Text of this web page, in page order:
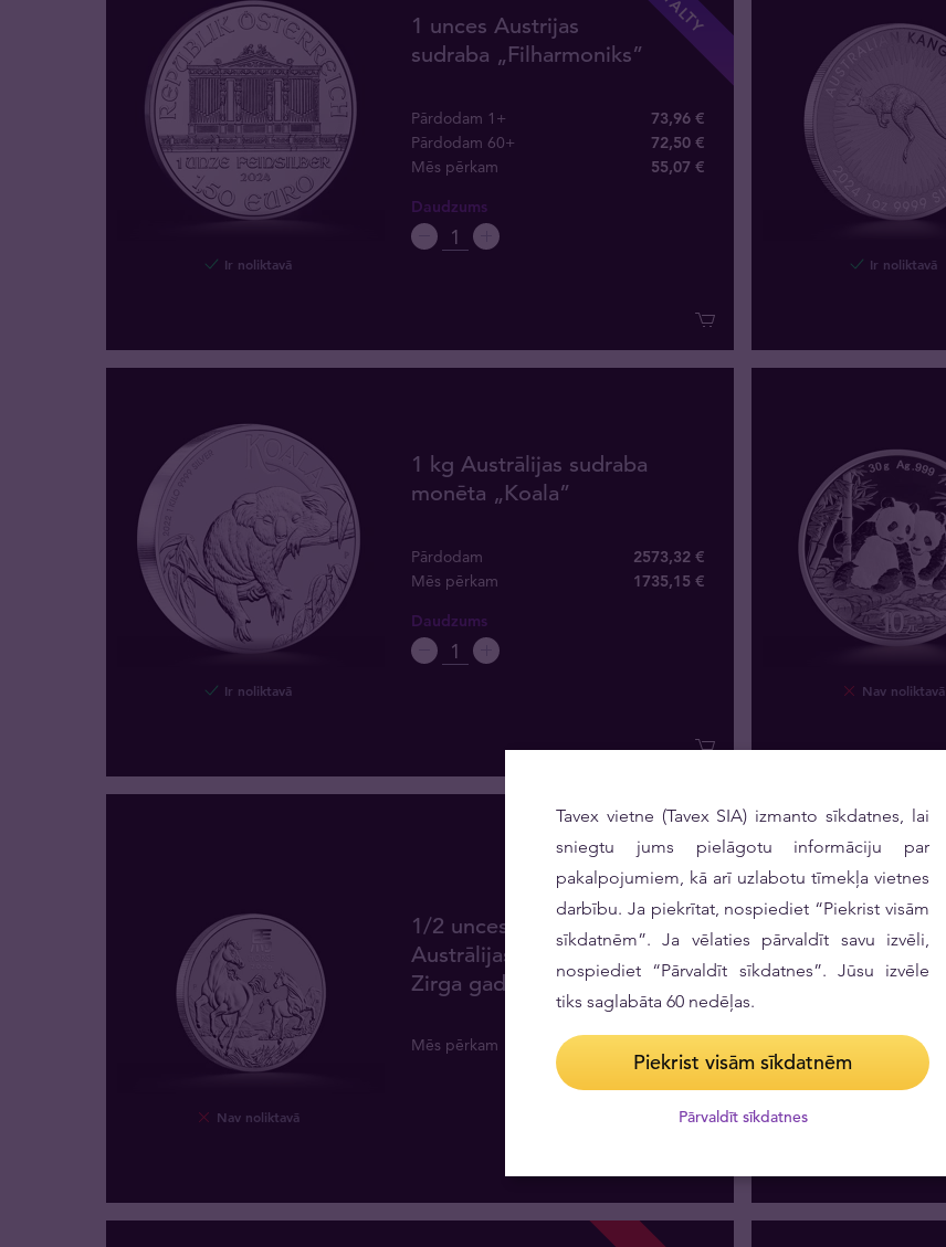
Ir noliktavā
1 unces Austrijas
sudraba „Filharmoniks”
Pārdodam 1+
73,96 €
Pārdodam 60+
72,50 €
Mēs pērkam
55,07 €
Daudzums
Ir noliktavā
Ir noliktavā
1 kg Austrālijas sudraba
monēta „Koala”
Pārdodam
2573,32 €
Mēs pērkam
1735,15 €
Daudzums
Nav noliktavā
Nav noliktavā
1/2 unces sudraba monēta —
Austrālijas Lunārs 2026 —
Zirga gads
Mēs pērkam
Tavex vietne (Tavex SIA) izmanto sīkdatnes, lai
sniegtu jums pielāgotu informāciju par
pakalpojumiem, kā arī uzlabotu tīmekļa vietnes
darbību. Ja piekrītat, nospiediet “Piekrist visām
sīkdatnēm”. Ja vēlaties pārvaldīt savu izvēli,
nospiediet “Pārvaldīt sīkdatnes”. Jūsu izvēle
tiks saglabāta 60 nedēļas.
Piekrist visām sīkdatnēm
Pārvaldīt sīkdatnes